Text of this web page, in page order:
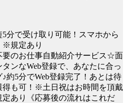
分で受け取り可能！スマホから
※規定あり
のお仕事自動紹介サービス☆面
ンなWeb登録で、あなたに合っ
約5分でWeb登録完了！あとは待
得も可！※土日祝はお時間を頂戴
あり《応募後の流れはこれだ